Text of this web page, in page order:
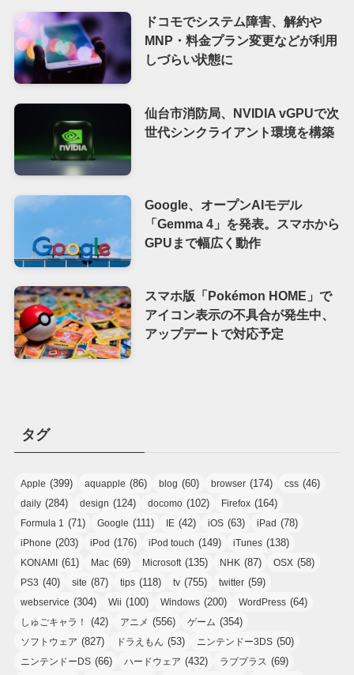
ドコモでシステム障害、解約や
MNP・料金プラン変更などが利用
しづらい状態に
仙台市消防局、NVIDIA vGPUで次
世代シンクライアント環境を構築
Google、オープンAIモデル
「Gemma 4」を発表。スマホから
GPUまで幅広く動作
スマホ版「Pokémon HOME」で
アイコン表示の不具合が発生中、
アップデートで対応予定
タグ
Apple (399) aquapple (86) blog (60) browser (174) css (46)
daily (284) design (124) docomo (102) Firefox (164)
Formula 1 (71) Google (111) IE (42) iOS (63) iPad (78)
iPhone (203) iPod (176) iPod touch (149) iTunes (138)
KONAMI (61) Mac (69) Microsoft(135) NHK (87) OSX (58)
PS3 (40) site (87) tips (118) tv (755) twitter (59)
webservice (304) Wii (100) Windows (200) WordPress (64)
しゅごキャラ！ (42) アニメ (556) ゲーム (354)
ソフトウェア (827) ドラえもん (53) ニンテンドー3DS (50)
ニンテンドーDS (66) ハードウェア (432) ラブプラス (69)